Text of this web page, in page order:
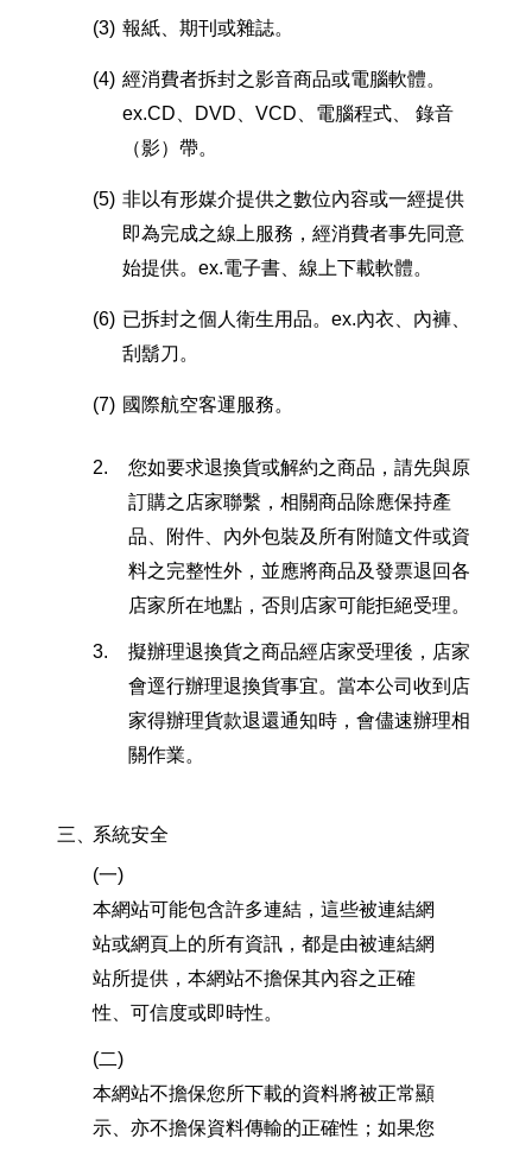
(3) 報紙、期刊或雜誌。
(4) 經消費者拆封之影音商品或電腦軟體。
ex.CD、DVD、VCD、電腦程式、 錄音
（影）帶。
(5) 非以有形媒介提供之數位內容或一經提供
即為完成之線上服務，經消費者事先同意
始提供。ex.電子書、線上下載軟體。
(6) 已拆封之個人衛生用品。ex.內衣、內褲、
刮鬍刀。
(7) 國際航空客運服務。
2.
您如要求退換貨或解約之商品，請先與原
訂購之店家聯繫，相關商品除應保持產
品、附件、內外包裝及所有附隨文件或資
料之完整性外，並應將商品及發票退回各
店家所在地點，否則店家可能拒絕受理。
3.
擬辦理退換貨之商品經店家受理後，店家
會逕行辦理退換貨事宜。當本公司收到店
家得辦理貨款退還通知時，會儘速辦理相
關作業。
三、系統安全
(一)
本網站可能包含許多連結，這些被連結網
站或網頁上的所有資訊，都是由被連結網
站所提供，本網站不擔保其內容之正確
性、可信度或即時性。
(二)
本網站不擔保您所下載的資料將被正常顯
示、亦不擔保資料傳輸的正確性；如果您